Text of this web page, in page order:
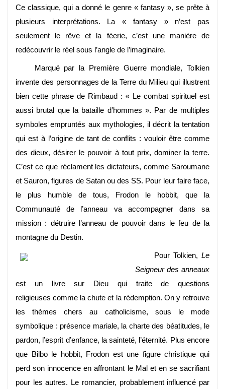
Ce classique, qui a donné le genre « fantasy », se prête à
plusieurs interprétations. La « fantasy » n’est pas
seulement le rêve et la féerie, c’est une manière de
redécouvrir le réel sous l’angle de l’imaginaire.
Marqué par la Première Guerre mondiale, Tolkien
invente des personnages de la Terre du Milieu qui illustrent
bien cette phrase de Rimbaud : « Le combat spirituel est
aussi brutal que la bataille d’hommes ». Par de multiples
symboles empruntés aux mythologies, il décrit la tentation
qui est à l’origine de tant de conflits : vouloir être comme
des dieux, désirer le pouvoir à tout prix, dominer la terre.
C’est ce que réclament les dictateurs, comme Saroumane
et Sauron, figures de Satan ou des SS. Pour leur faire face,
le plus humble de tous, Frodon le hobbit, que la
Communauté de l’anneau va accompagner dans sa
mission : détruire l’anneau de pouvoir dans le feu de la
montagne du Destin.
Pour Tolkien, Le
Seigneur des anneaux
est un livre sur Dieu qui traite de questions
religieuses comme la chute et la rédemption. On y retrouve
les thèmes chers au catholicisme, sous le mode
symbolique : présence mariale, la charte des béatitudes, le
pardon, l’esprit d’enfance, la sainteté, l’éternité. Plus encore
que Bilbo le hobbit, Frodon est une figure christique qui
perd son innocence en affrontant le Mal et en se sacrifiant
pour les autres. Le romancier, probablement influencé par